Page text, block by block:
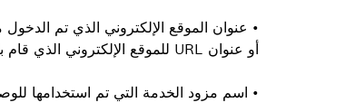
أو عنوان URL للموقع الإلكتروني الذي قام بإعادة توجيه المستخدم)؛
• اسم مزود الخدمة التي تم استخدامها